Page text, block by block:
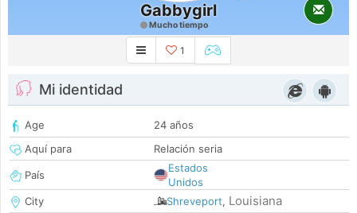
Gabbygirl
Mucho tiempo
1
Mi identidad
Age
24 años
Aquí para
Relación seria
País
Estados
Unidos
City
Shreveport, Louisiana